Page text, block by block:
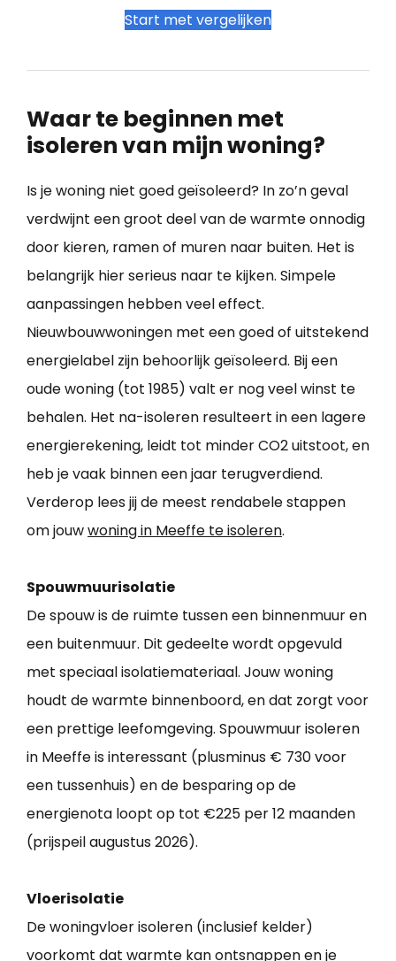
Start met vergelijken
Waar te beginnen met
isoleren van mijn woning?
Is je woning niet goed geïsoleerd? In zo’n geval
verdwijnt een groot deel van de warmte onnodig
door kieren, ramen of muren naar buiten. Het is
belangrijk hier serieus naar te kijken. Simpele
aanpassingen hebben veel effect.
Nieuwbouwwoningen met een goed of uitstekend
energielabel zijn behoorlijk geïsoleerd. Bij een
oude woning (tot 1985) valt er nog veel winst te
behalen. Het na-isoleren resulteert in een lagere
energierekening, leidt tot minder CO2 uitstoot, en
heb je vaak binnen een jaar terugverdiend.
Verderop lees jij de meest rendabele stappen
om jouwwoning in Meeffe te isoleren.
Spouwmuurisolatie
De spouw is de ruimte tussen een binnenmuur en
een buitenmuur. Dit gedeelte wordt opgevuld
met speciaal isolatiemateriaal. Jouw woning
houdt de warmte binnenboord, en dat zorgt voor
een prettige leefomgeving. Spouwmuur isoleren
in Meeffe is interessant (plusminus € 730 voor
een tussenhuis) en de besparing op de
energienota loopt op tot €225 per 12 maanden
(prijspeil augustus 2026).
Vloerisolatie
De woningvloer isoleren (inclusief kelder)
voorkomt dat warmte kan ontsnappen en je